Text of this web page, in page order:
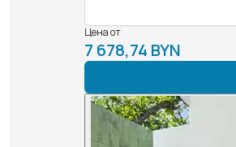
Цена от
7 678,74 BYN